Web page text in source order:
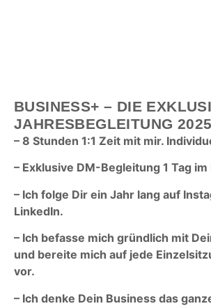
BUSINESS+ – DIE
JAHRESBEGLEITUNG 2025
– 8 Stunden 1:1 Zeit mit mir. I
– Exklusive DM-Begleitung 1 Tag
– Ich folge Dir ein Jahr lang auf
LinkedIn.
– Ich befasse mich gründlich mit
und bereite mich auf jede
vor.
– Ich denke Dein Business das